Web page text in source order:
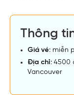
Thông
Giá vé: miễn
Địa chỉ: 4500
Vancouver